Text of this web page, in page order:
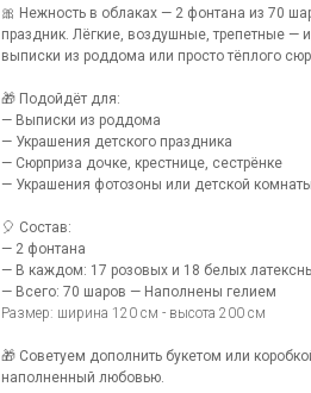
🎀 Нежность в облаках — 2 фонтана из 70
праздник. Лёгкие, воздушные, трепетные
выписки из роддома или просто тёплого
🎁 Подойдёт для:
— Выписки из роддома
— Украшения детского праздника
— Сюрприза дочке, крестнице, сестрёнке
— Украшения фотозоны или детской комнаты
🎈 Состав:
— 2 фонтана
— В каждом: 17 розовых и 18 белых
— Всего: 70 шаров — Наполнены гелием
Размер: ширина 120 см - высота 200 см
🎁 Советуем дополнить букетом или
наполненный любовью.